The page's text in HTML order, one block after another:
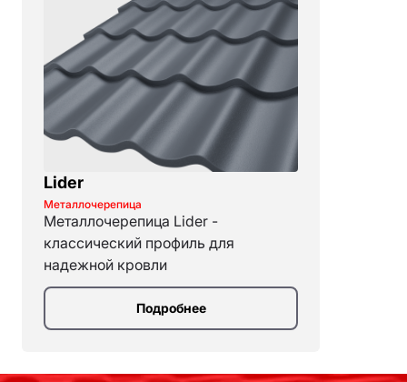
Lider
Металлочерепица
Металлочерепица Lider -
классический профиль для
надежной кровли
Подробнее